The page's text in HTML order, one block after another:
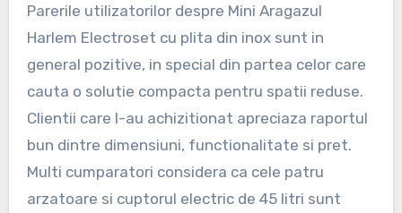
Parerile utilizatorilor despre Mini Aragazul
Harlem Electroset cu plita din inox sunt in
general pozitive, in special din partea celor care
cauta o solutie compacta pentru spatii reduse.
Clientii care l-au achizitionat apreciaza raportul
bun dintre dimensiuni, functionalitate si pret.
Multi cumparatori considera ca cele patru
arzatoare si cuptorul electric de 45 litri sunt